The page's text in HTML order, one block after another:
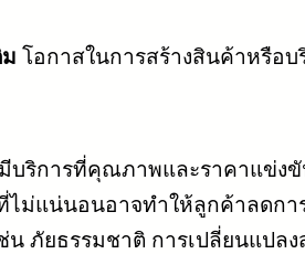
โอกาสในการสร้างสินค้าหรือ
บริการที่คุณภาพและราคาแข่ง
ไม่แน่นอนอาจทำให้ลูกค้าลดกา
ภัยธรรมชาติ การเปลี่ยนแปล